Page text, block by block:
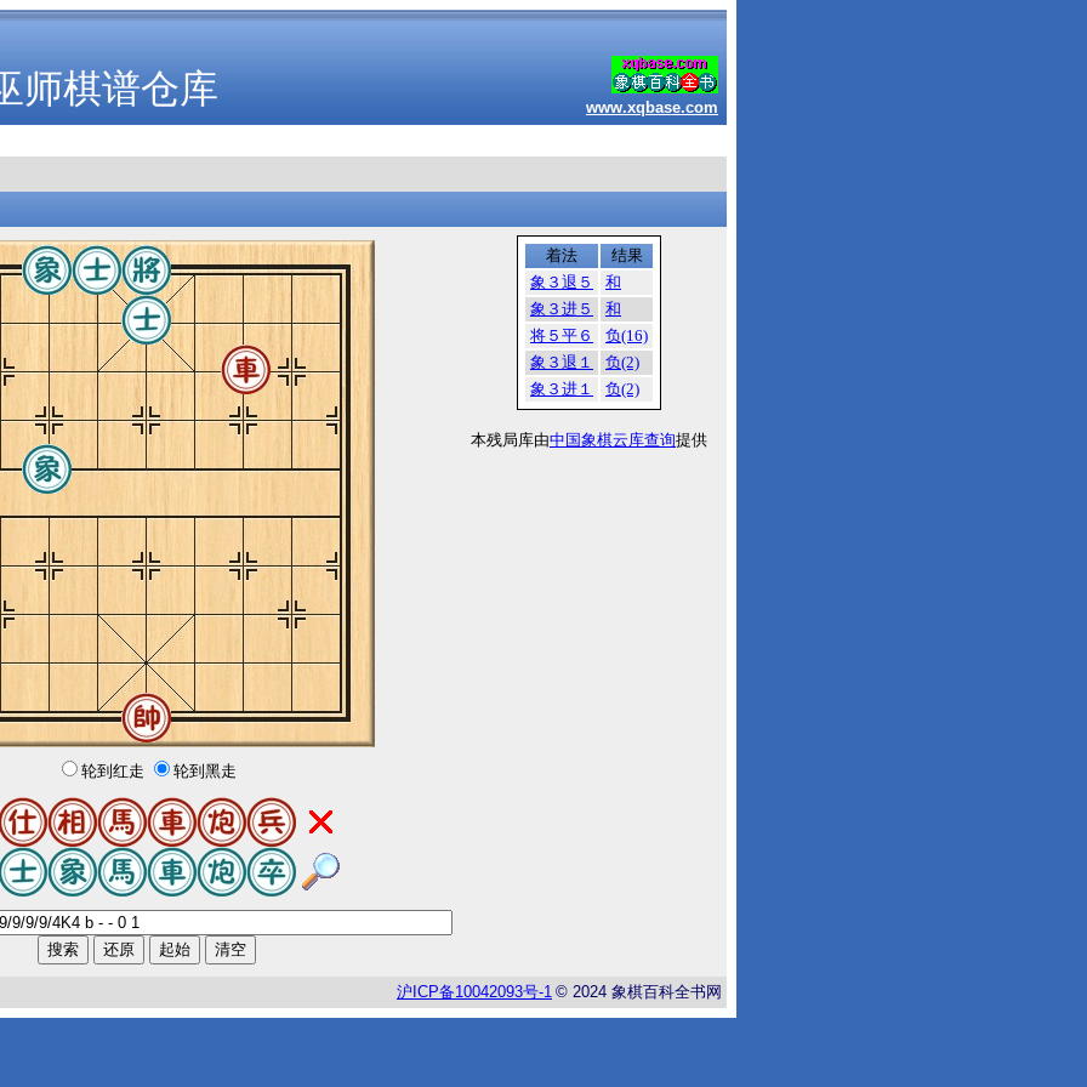
师棋谱仓库 www.xqbase.com
轮到红走 轮到黑走
着法
结果
象３退５
和
象３进５
和
将５平６
负(16)
象３退１
负(2)
象３进１
负(2)
本残局库由中国象棋云库查询提供
沪 ICP备10042093号-1 © 2024 象棋百科全书网